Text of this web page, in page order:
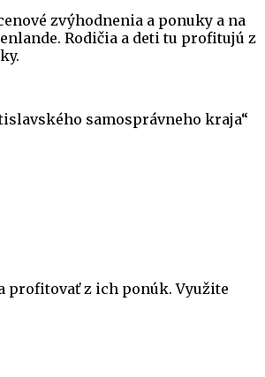
zvýhodnenia a ponuky a na
Rodičia a deti tu profitujú z
samosprávneho kraja“
profitovať z ich ponúk. Využite